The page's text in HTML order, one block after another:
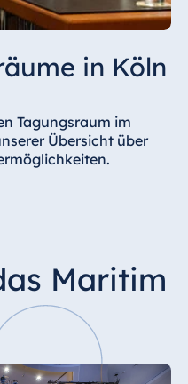
in Köln
Tagungsraum im
Übersicht über
Maritim